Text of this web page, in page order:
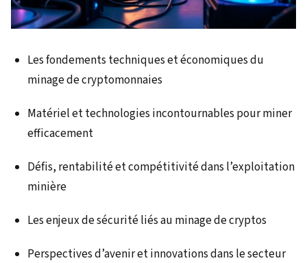
Les fondements techniques et économiques du
minage de cryptomonnaies
Matériel et technologies incontournables pour miner
efficacement
Défis, rentabilité et compétitivité dans l’exploitation
minière
Les enjeux de sécurité liés au minage de cryptos
Perspectives d’avenir et innovations dans le secteur